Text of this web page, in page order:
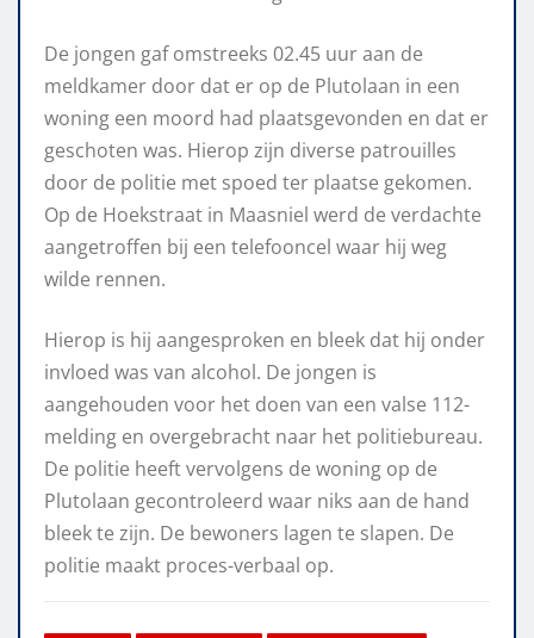
De jongen gaf omstreeks 02.45 uur aan de
meldkamer door dat er op de Plutolaan in een
woning een moord had plaatsgevonden en dat er
geschoten was. Hierop zijn diverse patrouilles
door de politie met spoed ter plaatse gekomen.
Op de Hoekstraat in Maasniel werd de verdachte
aangetroffen bij een telefooncel waar hij weg
wilde rennen.
Hierop is hij aangesproken en bleek dat hij onder
invloed was van alcohol. De jongen is
aangehouden voor het doen van een valse 112-
melding en overgebracht naar het politiebureau.
De politie heeft vervolgens de woning op de
Plutolaan gecontroleerd waar niks aan de hand
bleek te zijn. De bewoners lagen te slapen. De
politie maakt proces-verbaal op.